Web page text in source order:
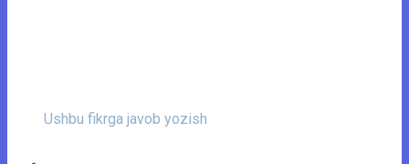
Ushbu fikrga javob yozish